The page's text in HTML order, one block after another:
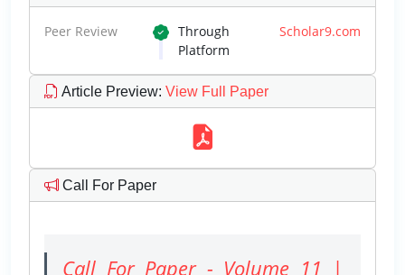
Peer Review Through Scholar9.com
Platform
Article Preview: View Full Paper
Call For Paper
Call For Paper - Volume 11 |